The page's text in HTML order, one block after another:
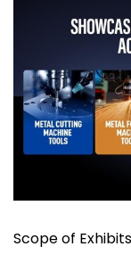
Scope of Exhibits